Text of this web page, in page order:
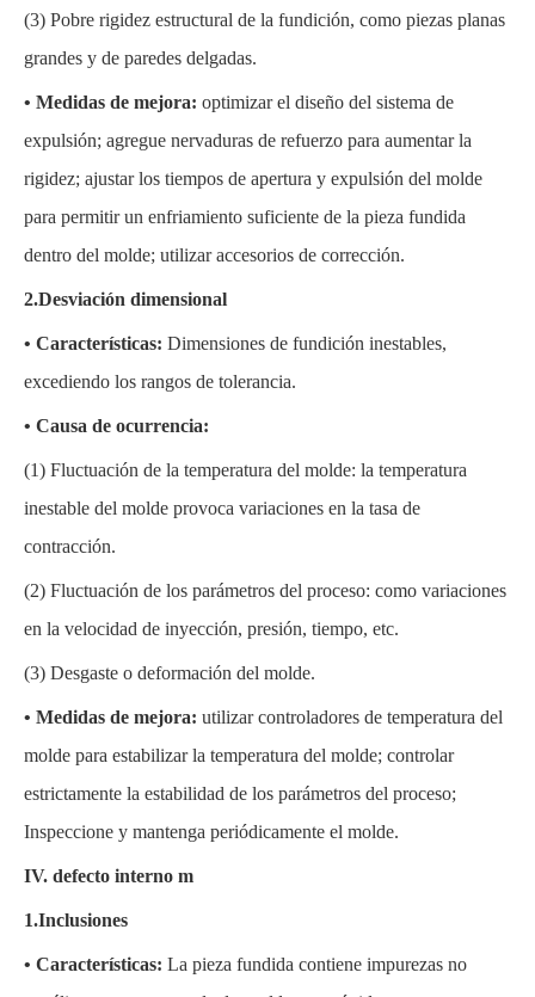
(3) Pobre rigidez estructural de la fundición, como piezas planas
grandes y de paredes delgadas.
• Medidas de mejora: optimizar el diseño del sistema de
expulsión; agregue nervaduras de refuerzo para aumentar la
rigidez; ajustar los tiempos de apertura y expulsión del molde
para permitir un enfriamiento suficiente de la pieza fundida
dentro del molde; utilizar accesorios de corrección.
2.Desviación dimensional
• Características: Dimensiones de fundición inestables,
excediendo los rangos de tolerancia.
• Causa de ocurrencia:
(1) Fluctuación de la temperatura del molde: la temperatura
inestable del molde provoca variaciones en la tasa de
contracción.
(2) Fluctuación de los parámetros del proceso: como variaciones
en la velocidad de inyección, presión, tiempo, etc.
(3) Desgaste o deformación del molde.
• Medidas de mejora: utilizar controladores de temperatura del
molde para estabilizar la temperatura del molde; controlar
estrictamente la estabilidad de los parámetros del proceso;
Inspeccione y mantenga periódicamente el molde.
IV. defecto interno m
1.Inclusiones
• Características: La pieza fundida contiene impurezas no